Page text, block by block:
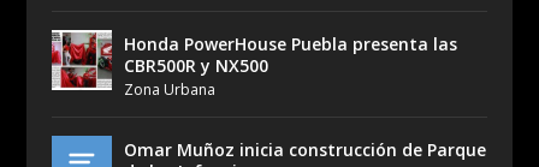
Honda PowerHouse Puebla presenta las
CBR500R y NX500
Zona Urbana
Omar Muñoz inicia construcción de Parque